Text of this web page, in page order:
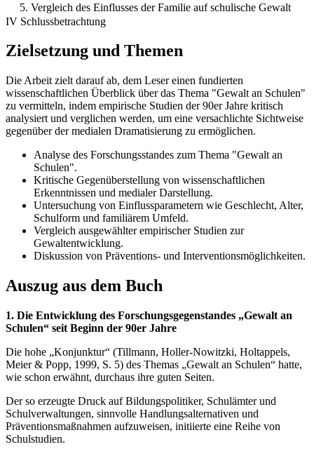
5. Vergleich des Einflusses der Familie auf schulische Gewalt
IV Schlussbetrachtung
Zielsetzung und Themen
Die Arbeit zielt darauf ab, dem Leser einen fundierten
wissenschaftlichen Überblick über das Thema "Gewalt an Schulen"
zu vermitteln, indem empirische Studien der 90er Jahre kritisch
analysiert und verglichen werden, um eine versachlichte Sichtweise
gegenüber der medialen Dramatisierung zu ermöglichen.
Analyse des Forschungsstandes zum Thema "Gewalt an
Schulen".
Kritische Gegenüberstellung von wissenschaftlichen
Erkenntnissen und medialer Darstellung.
Untersuchung von Einflussparametern wie Geschlecht, Alter,
Schulform und familiärem Umfeld.
Vergleich ausgewählter empirischer Studien zur
Gewaltentwicklung.
Diskussion von Präventions- und Interventionsmöglichkeiten.
Auszug aus dem Buch
1. Die Entwicklung des Forschungsgegenstandes „Gewalt an
Schulen“ seit Beginn der 90er Jahre
Die hohe „Konjunktur“ (Tillmann, Holler-Nowitzki, Holtappels,
Meier & Popp, 1999, S. 5) des Themas „Gewalt an Schulen“ hatte,
wie schon erwähnt, durchaus ihre guten Seiten.
Der so erzeugte Druck auf Bildungspolitiker, Schulämter und
Schulverwaltungen, sinnvolle Handlungsalternativen und
Präventionsmaßnahmen aufzuweisen, initiierte eine Reihe von
Schulstudien.